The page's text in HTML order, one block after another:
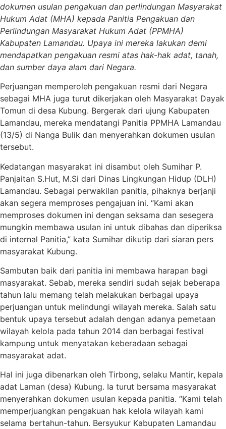
dokumen usulan pengakuan dan perlindungan Masyarakat
Hukum Adat (MHA) kepada Panitia Pengakuan dan
Perlindungan Masyarakat Hukum Adat (PPMHA)
Kabupaten Lamandau. Upaya ini mereka lakukan demi
mendapatkan pengakuan resmi atas hak-hak adat, tanah,
dan sumber daya alam dari Negara.
Perjuangan memperoleh pengakuan resmi dari Negara
sebagai MHA juga turut dikerjakan oleh Masyarakat Dayak
Tomun di desa Kubung. Bergerak dari ujung Kabupaten
Lamandau, mereka mendatangi Panitia PPMHA Lamandau
(13/5) di Nanga Bulik dan menyerahkan dokumen usulan
tersebut.
Kedatangan masyarakat ini disambut oleh Sumihar P.
Panjaitan S.Hut, M.Si dari Dinas Lingkungan Hidup (DLH)
Lamandau. Sebagai perwakilan panitia, pihaknya berjanji
akan segera memproses pengajuan ini. “Kami akan
memproses dokumen ini dengan seksama dan sesegera
mungkin membawa usulan ini untuk dibahas dan diperiksa
di internal Panitia,” kata Sumihar dikutip dari siaran pers
masyarakat Kubung.
Sambutan baik dari panitia ini membawa harapan bagi
masyarakat. Sebab, mereka sendiri sudah sejak beberapa
tahun lalu memang telah melakukan berbagai upaya
perjuangan untuk melindungi wilayah mereka. Salah satu
bentuk upaya tersebut adalah dengan adanya pemetaan
wilayah kelola pada tahun 2014 dan berbagai festival
kampung untuk menyatakan keberadaan sebagai
masyarakat adat.
Hal ini juga dibenarkan oleh Tirbong, selaku Mantir, kepala
adat Laman (desa) Kubung. Ia turut bersama masyarakat
menyerahkan dokumen usulan kepada panitia. “Kami telah
memperjuangkan pengakuan hak kelola wilayah kami
selama bertahun-tahun. Bersyukur Kabupaten Lamandau